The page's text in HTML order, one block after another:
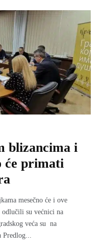
blizancima i
će primati
mesečno će i ove
su većnici na
veća su na